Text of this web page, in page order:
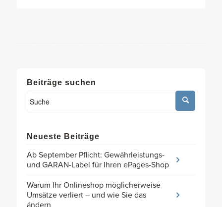
Beiträge suchen
Neueste Beiträge
Ab September Pflicht: Gewährleistungs-
und GARAN-Label für Ihren ePages-Shop
Warum Ihr Onlineshop möglicherweise
Umsätze verliert – und wie Sie das
ändern